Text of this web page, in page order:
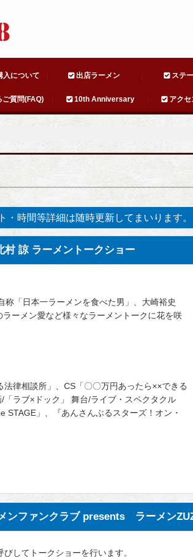
について 出店ラーメン ステ
質問(FAQ) 10th Anniversary アクセ
時間等詳細は随時更新してまいります。
村 諒 ラーメントークショー
「日本一ラーメンを食べた男」、大崎裕史
ーメン愛など様々なラーメントークに花を咲
律相談所」、CS「〇〇万円あったら××できる
ラブ×ドック」 舞台/ライブ・スペクタクル
STAGE」、『あんさんぶるスターズ！オン・
ンファンクラブ presents ラーメン
してトークショーを行います。